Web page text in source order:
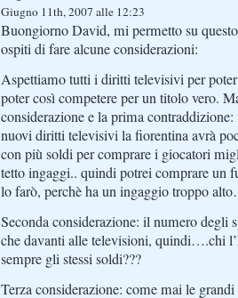
Giugno 11th, 2007 alle 12:23
Buongiorno David, mi permetto su
ospiti di fare alcune considerazioni:
Aspettiamo tutti i diritti televisivi per
poter così competere per un titolo vero.
considerazione e la prima
nuovi diritti televisivi la fiorentina avrà
con più soldi per comprare i giocatori
tetto ingaggi.. quindi potrei comprare un
lo farò, perchè ha un ingaggio troppo
Seconda considerazione: il numero degli
che davanti alle televisioni, quindi….chi
sempre gli stessi soldi???
Terza considerazione: come mai le